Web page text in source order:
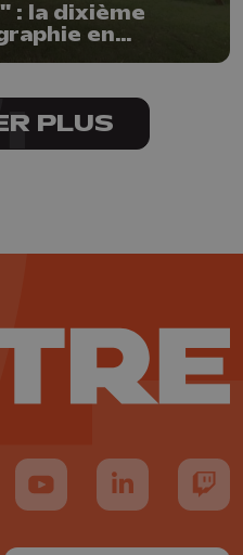
: la dixième
en
PLUS
nous sur TikTok
Suivez-nous sur YouTube
Suivez-nous